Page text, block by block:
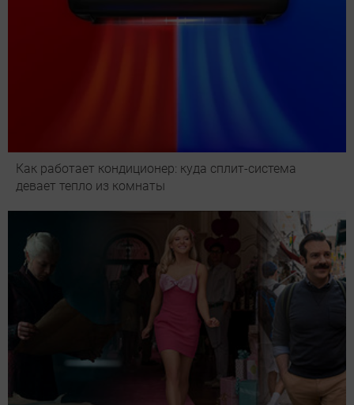
Как работает кондиционер: куда сплит-система
девает тепло из комнаты